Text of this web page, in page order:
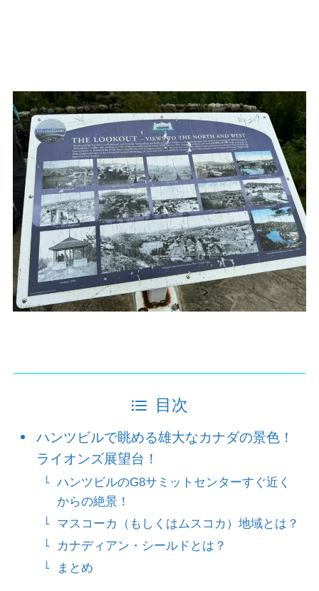
目次
ハンツビルで眺める雄大なカナダの景色！
ライオンズ展望台！
ハンツビルのG8サミットセンターすぐ近く
からの絶景！
マスコーカ（もしくはムスコカ）地域とは？
カナディアン・シールドとは？
まとめ